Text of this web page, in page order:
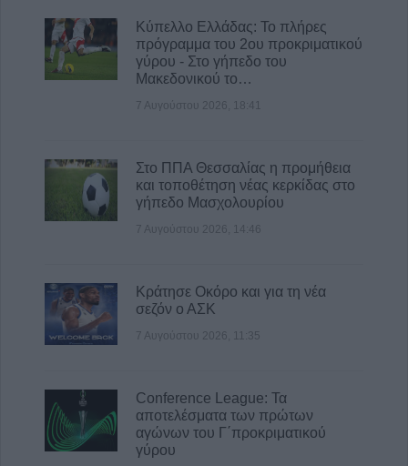
Κύπελλο Ελλάδας: Το πλήρες
πρόγραμμα του 2ου προκριματικού
γύρου - Στο γήπεδο του
Μακεδονικού το…
7 Αυγούστου 2026, 18:41
Στο ΠΠΑ Θεσσαλίας η προμήθεια
και τοποθέτηση νέας κερκίδας στο
γήπεδο Μασχολουρίου
7 Αυγούστου 2026, 14:46
Κράτησε Οκόρο και για τη νέα
σεζόν ο ΑΣΚ
7 Αυγούστου 2026, 11:35
Conference League: Τα
αποτελέσματα των πρώτων
αγώνων του Γ΄προκριματικού
γύρου